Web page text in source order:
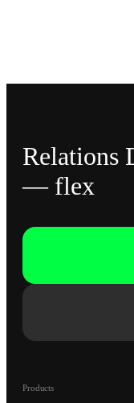
Relations
— flex
Products